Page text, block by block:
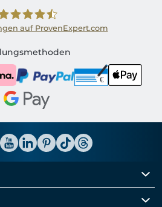
AT
auf ProvenExpert.com